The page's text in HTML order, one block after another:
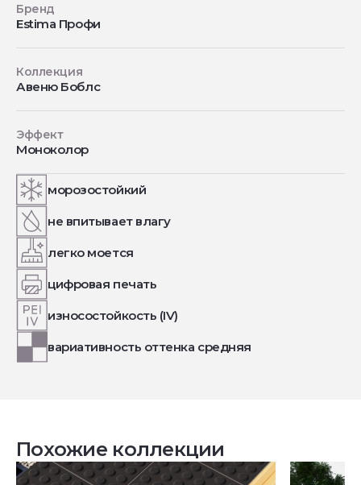
Бренд
Estima Профи
Коллекция
Авеню Боблс
Эффект
Моноколор
морозостойкий
не впитывает влагу
легко моется
цифровая печать
износостойкость (IV)
вариативность оттенка средняя
Похожие коллекции